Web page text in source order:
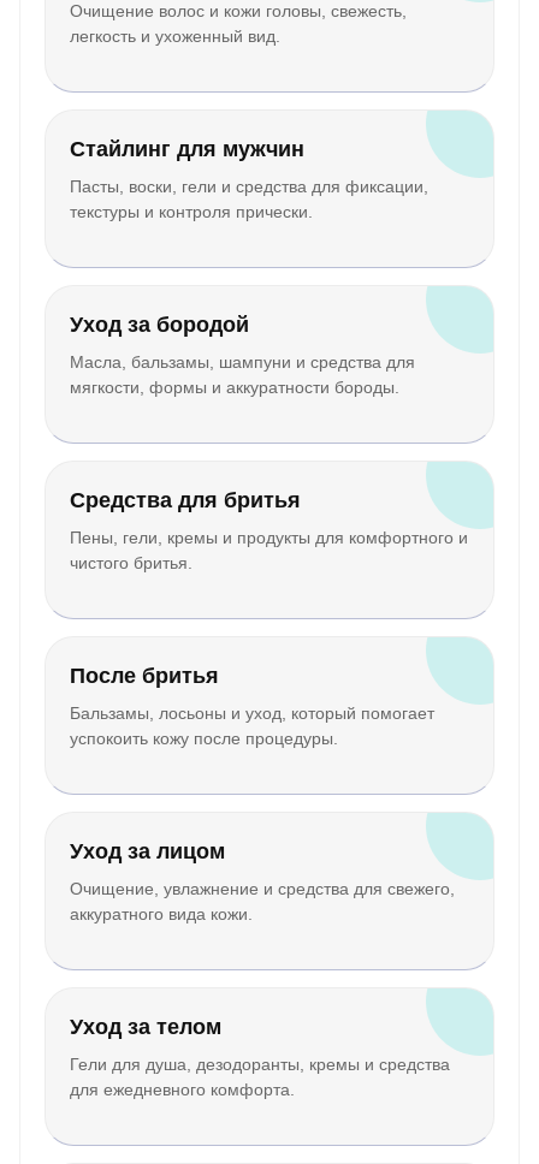
Очищение волос и кожи головы, свежесть,
легкость и ухоженный вид.
Стайлинг для мужчин
Пасты, воски, гели и средства для фиксации,
текстуры и контроля прически.
Уход за бородой
Масла, бальзамы, шампуни и средства для
мягкости, формы и аккуратности бороды.
Средства для бритья
Пены, гели, кремы и продукты для комфортного и
чистого бритья.
После бритья
Бальзамы, лосьоны и уход, который помогает
успокоить кожу после процедуры.
Уход за лицом
Очищение, увлажнение и средства для свежего,
аккуратного вида кожи.
Уход за телом
Гели для душа, дезодоранты, кремы и средства
для ежедневного комфорта.